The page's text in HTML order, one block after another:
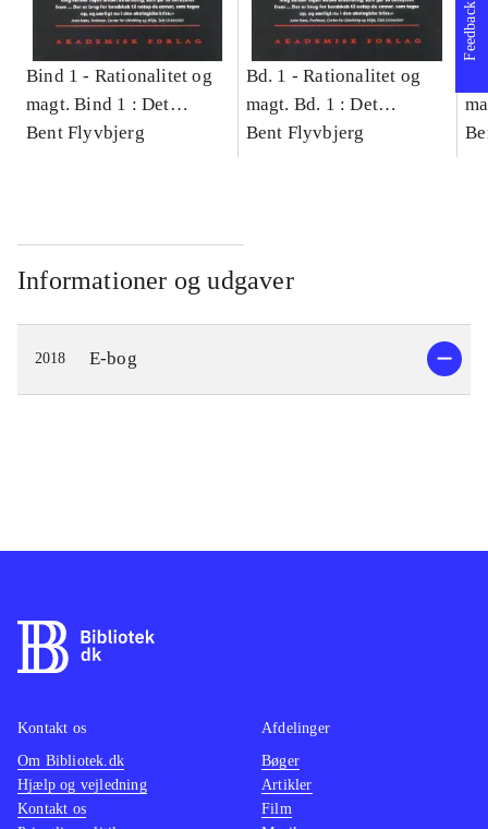
Bind 1 - Rationalitet og
magt. Bind 1 : Det
konkretes videnskab
Bent Flyvbjerg
Bd. 1 -Rationalitet og
magt. Bd. 1 : Det
konkretes videnskab
Bent Flyvbjerg
Informationer og udgaver
2018 E-bog
Feedback
Kontakt os
Om Bibliotek.dk
Hjælp og vejledning
Kontakt os
Afdelinger
Bøger
Artikler
Film